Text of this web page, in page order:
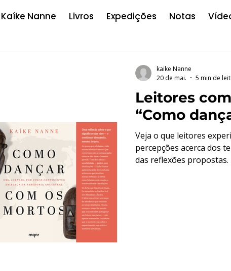
Kaíke Nanne Livros Expedições Notas
Leitores
“Como
Veja o que leitores
percepções acerca dos
das reflexões propostas.
kaike Nanne
20 de mai.
5 min de